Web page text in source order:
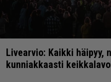
Livearvio: Kaikki häipyy,
kunniakkaasti